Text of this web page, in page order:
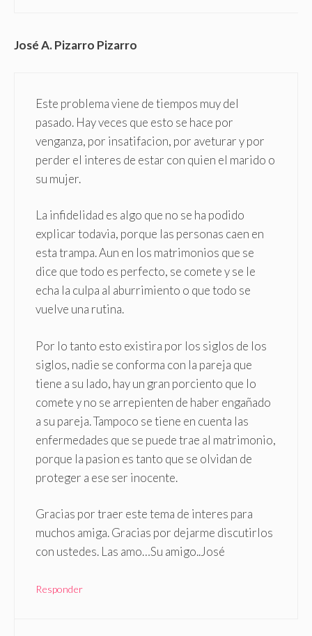
José A. Pizarro Pizarro
Este problema viene de tiempos muy del
pasado. Hay veces que esto se hace por
venganza, por insatifacion, por aveturar y por
perder el interes de estar con quien el marido o
su mujer.
La infidelidad es algo que no se ha podido
explicar todavia, porque las personas caen en
esta trampa. Aun en los matrimonios que se
dice que todo es perfecto, se comete y se le
echa la culpa al aburrimiento o que todo se
vuelve una rutina.
Por lo tanto esto existira por los siglos de los
siglos, nadie se conforma con la pareja que
tiene a su lado, hay un gran porciento que lo
comete y no se arrepienten de haber engañado
a su pareja. Tampoco se tiene en cuenta las
enfermedades que se puede trae al matrimonio,
porque la pasion es tanto que se olvidan de
proteger a ese ser inocente.
Gracias por traer este tema de interes para
muchos amiga. Gracias por dejarme discutirlos
con ustedes. Las amo…Su amigo..José
Responder